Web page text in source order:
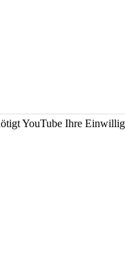
YouTube Ihre